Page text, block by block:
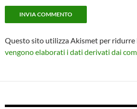
Questo sito utilizza Akismet per ridurre
vengono elaborati i dati derivati dai